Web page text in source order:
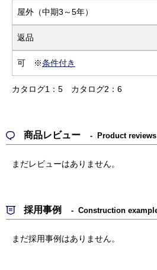
屋外（中期3～5年）
返品
可 ※条件付き
カタログ1：5 カタログ2：6
商品レビュー Product reviews
まだレビューはありません。
採用事例 Construction
まだ採用事例はありません。